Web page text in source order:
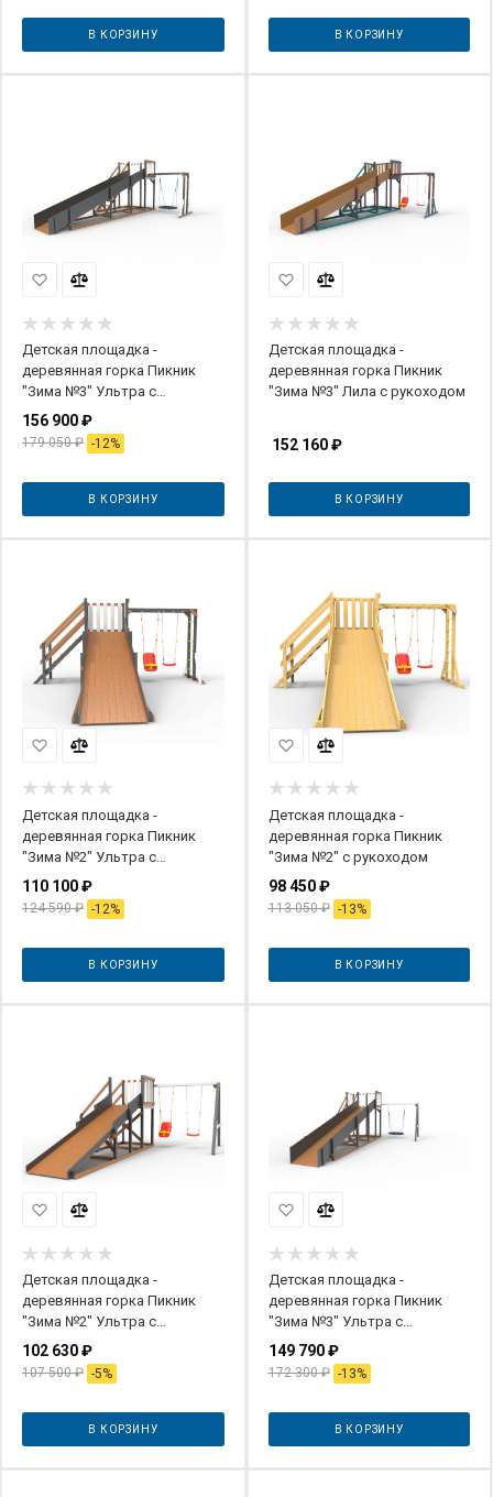
В КОРЗИНУ В КОРЗИНУ
Детская площадка -
деревянная горка Пикник
"Зима №3" Ультра с
рукоходом и гнездом
156 900₽
179 050₽ -12%
В КОРЗИНУ
Детская площадка -
деревянная горка Пикник
"Зима №3" Лила с рукоходом
152 160₽
В КОРЗИНУ
Детская площадка -
деревянная горка Пикник
"Зима №2" Ультра с
рукоходом
110 100₽
124 590₽ -12%
В КОРЗИНУ
Детская площадка -
деревянная горка Пикник
"Зима №2" с рукоходом
98 450₽
113 050₽ -13%
В КОРЗИНУ
Детская площадка -
деревянная горка Пикник
"Зима №2" Ультра с
качельной балкой
102 630₽
107 500₽ -5%
В КОРЗИНУ
Детская площадка -
деревянная горка Пикник
"Зима №3" Ультра с
качелями "Гнездо"
149 790₽
172 300₽ -13%
В КОРЗИНУ